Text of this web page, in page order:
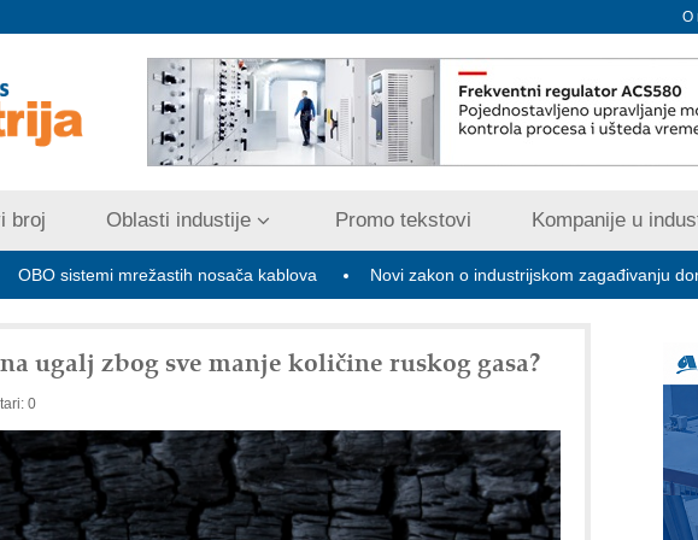
O
broj Oblasti industije Promo tekstovi Kompanije u
mrežastih nosača kablova Novi zakon o industrijskom zagađivanju donosi
ugalj zbog sve manje količine ruskog gasa?
0